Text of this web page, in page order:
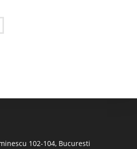
102-104, Bucuresti